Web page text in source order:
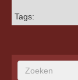
Tags: